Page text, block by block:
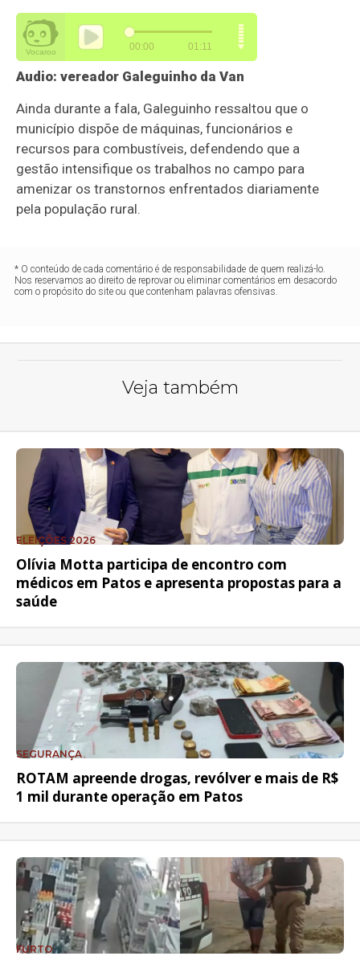
Audio: vereador Galeguinho da Van
Ainda durante a fala, Galeguinho ressaltou que o
município dispõe de máquinas, funcionários e
recursos para combustíveis, defendendo que a
gestão intensifique os trabalhos no campo para
amenizar os transtornos enfrentados diariamente
pela população rural.
* O conteúdo de cada comentário é de responsabilidade de quem realizá-lo.
Nos reservamos ao direito de reprovar ou eliminar comentários em desacordo
com o propósito do site ou que contenham palavras ofensivas.
Veja também
ELEIÇÕES 2026
Olívia Motta participa de encontro com
médicos em Patos e apresenta propostas para a
saúde
SEGURANÇA
ROTAM apreende drogas, revólver e mais de R$
1 mil durante operação em Patos
FURTO